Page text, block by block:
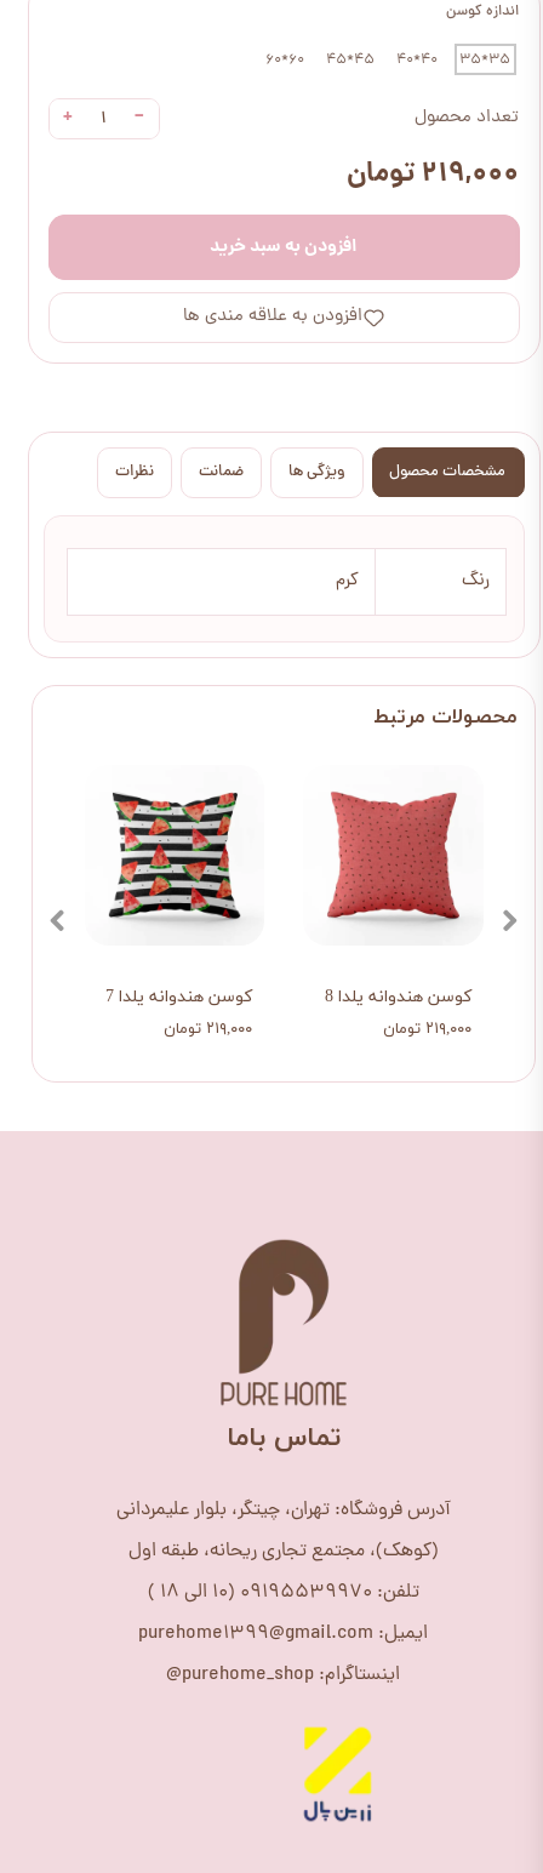
اندازه کوسن
35*35
40*40
45*45
60*60
تعداد محصول −
+
۲۱۹,۰۰۰ تومان
افزودن به سبد خرید
افزودن به علاقه مندی ها
مشخصات محصول ویژگی ها ضمانت نظرات
رنگ کرم
کوسن هندوانه یلدا 7
۲۱۹,۰۰۰ تومان
کوسن هندوانه یلدا 8
۲۱۹,۰۰۰ تومان
​تماس باما
آدرس فروشگاه: تهران، چیتگر، بلوار علیمردانی
(کوهک)، مجتمع تجاری ریحانه، طبقه اول
تلفن: 09195539970 (10 الی 18 )
ایمیل: purehome1399@gmail.com
اینستاگرام: purehome_shop@